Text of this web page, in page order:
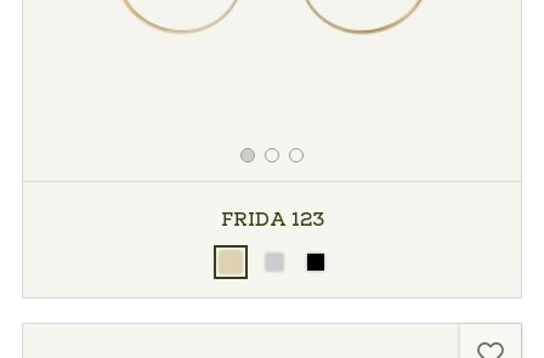
FRIDA 123